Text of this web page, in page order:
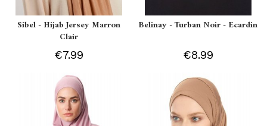
Sibel - Hijab Jersey Marron
Clair
€7.99
Belinay - Turban Noir - Ecardin
€8.99